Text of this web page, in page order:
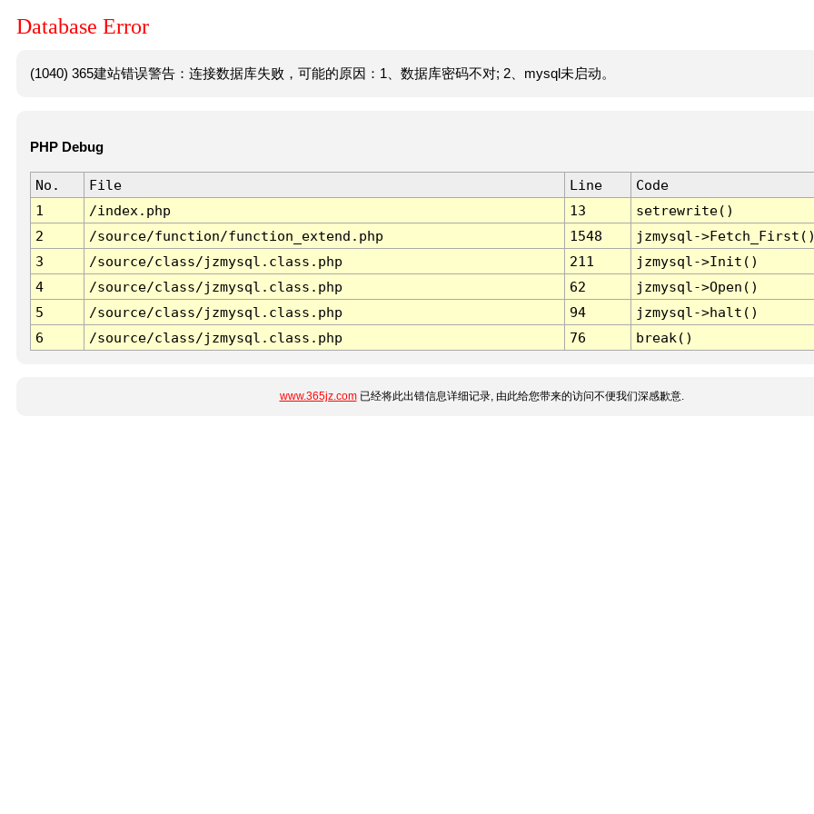
Database Error
(1040) 365建站错误警告：连接数据库失败，可能的原因：1、数据库密码不对; 2、mysql未启动。
PHP Debug
No. File Line
Code
1
/index.php 13
setrewrite()
2
/source/function/function_extend.php 1548
jzmysql-
3
/source/class/jzmysql.class.php 211
jzmysql->Init()
4
/source/class/jzmysql.class.php 62
jzmysql->Open()
5
/source/class/jzmysql.class.php 94
jzmysql->halt()
6
/source/class/jzmysql.class.php 76 break()
www.365jz.com已经将此出错信息详细记录, 由此给您带来的访问不便我们深感歉意.